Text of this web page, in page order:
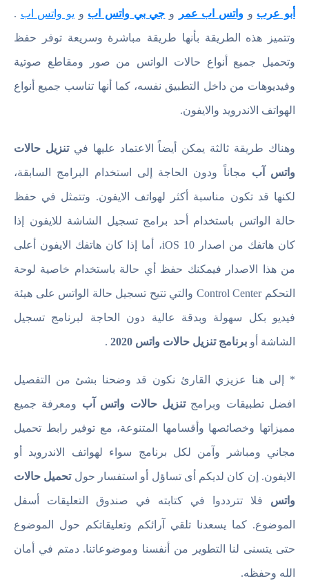
أبو عرب و واتس اب عمر و جي بي واتس اب و يو واتس اب .
وتتميز هذه الطريقة بأنها طريقة مباشرة وسريعة توفر حفظ
وتحميل جميع أنواع حالات الواتس من صور ومقاطع صوتية
وفيديوهات من داخل التطبيق نفسه، كما أنها تناسب جميع أنواع
الهواتف الاندرويد والايفون.
وهناك طريقة ثالثة يمكن أيضاً الاعتماد عليها فيتنزيل حالات
واتس آب مجاناً ودون الحاجة إلى استخدام البرامج السابقة،
لكنها قد تكون مناسبة أكثر لهواتف الايفون. وتتمثل في حفظ
حالة الواتس باستخدام أحد برامج تسجيل الشاشة للايفون إذا
كان هاتفك من اصدار iOS 10، أما إذا كان هاتفك الايفون أعلى
من هذا الاصدار فيمكنك حفظ أي حالة باستخدام خاصية لوحة
التحكم Control Center والتي تتيح تسجيل حالة الواتس على هيئة
فيديو بكل سهولة وبدقة عالية دون الحاجة لبرنامج تسجيل
الشاشة أو برنامج تنزيل حالات واتس 2020 .
* إلى هنا عزيزي القارئ نكون قد وضحنا بشئ من التفصيل
افضل تطبيقات وبرامجتنزيل حالات واتس آب ومعرفة جميع
مميزاتها وخصائصها وأقسامها المتنوعة، مع توفير رابط تحميل
مجاني ومباشر وآمن لكل برنامج سواء لهواتف الاندرويد أو
الايفون. إن كان لديكم أى تساؤل أو استفسار حولتحميل حالات
واتس فلا تترددوا في كتابته في صندوق التعليقات أسفل
الموضوع. كما يسعدنا تلقي آرائكم وتعليقاتكم حول الموضوع
حتى يتسنى لنا التطوير من أنفسنا وموضوعاتنا. دمتم في أمان
الله وحفظه.